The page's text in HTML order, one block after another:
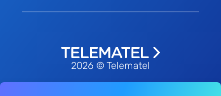
2026 © Telematel